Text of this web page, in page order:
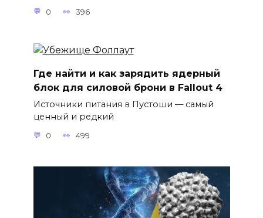
0 396
Где найти и как зарядить ядерный
блок для силовой брони в Fallout 4
Источники питания в Пустоши — самый
ценный и редкий
0 499